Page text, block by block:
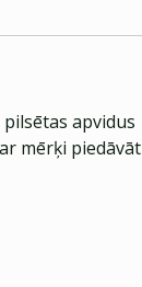
apvidus
mērķi piedāvāt